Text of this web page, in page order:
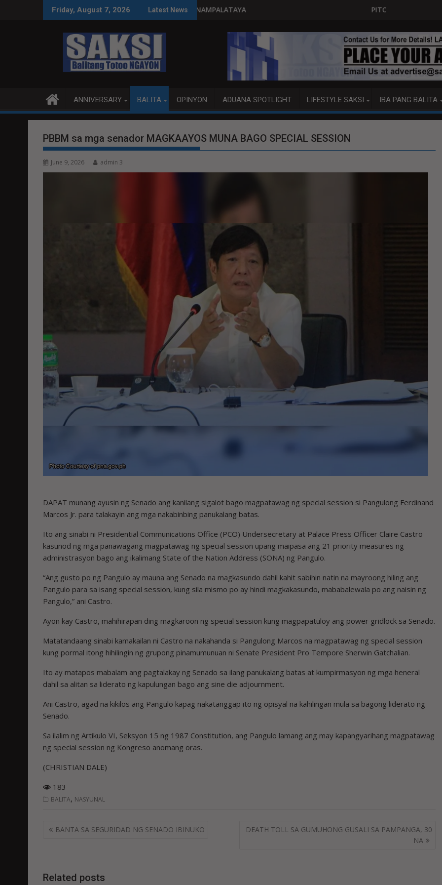
Friday, August 7, 2026 Latest News
susi sa pag-unladPANANAMPALATAYA PITO KATAO NASAGIP SA TUMAOB NA PUMP
ANNIVERSARY BALITA OPINYON ADUANA SPOTLIGHT LIFESTYLE SAKSI IBA PANG BALITA
PBBM sa mga senador MAGKAAYOS MUNA BAGO SPECIAL SESSION
June 9, 2026 admin 3
DAPAT munang ayusin ng Senado ang kanilang sigalot bago magpatawag ng special session si Pangulong Ferdinand
Marcos Jr. para talakayin ang mga nakabinbing panukalang batas.
Ito ang sinabi ni Presidential Communications Office (PCO) Undersecretary at Palace Press Officer Claire Castro
kasunod ng mga panawagang magpatawag ng special session upang maipasa ang 21 priority measures ng
administrasyon bago ang ikalimang State of the Nation Address (SONA) ng Pangulo.
“Ang gusto po ng Pangulo ay mauna ang Senado na magkasundo dahil kahit sabihin natin na mayroong hiling ang
Pangulo para sa isang special session, kung sila mismo po ay hindi magkakasundo, mababalewala po ang naisin ng
Pangulo,” ani Castro.
Ayon kay Castro, mahihirapan ding magkaroon ng special session kung magpapatuloy ang power gridlock sa Senado.
Matatandaang sinabi kamakailan ni Castro na nakahanda si Pangulong Marcos na magpatawag ng special session
kung pormal itong hihilingin ng grupong pinamumunuan ni Senate President Pro Tempore Sherwin Gatchalian.
Ito ay matapos mabalam ang pagtalakay ng Senado sa ilang panukalang batas at kumpirmasyon ng mga heneral
dahil sa alitan sa liderato ng kapulungan bago ang sine die adjournment.
Ani Castro, agad na kikilos ang Pangulo kapag nakatanggap ito ng opisyal na kahilingan mula sa bagong liderato ng
Senado.
Sa ilalim ng Artikulo VI, Seksyon 15 ng 1987 Constitution, ang Pangulo lamang ang may kapangyarihang magpatawag
ng special session ng Kongreso anomang oras.
(CHRISTIAN DALE)
183
BALITA, NASYUNAL
Post
BANTA SA SEGURIDAD NG SENADO IBINUKO
DEATH TOLL SA GUMUHONG GUSALI SA PAMPANGA, 30
NA
Related posts